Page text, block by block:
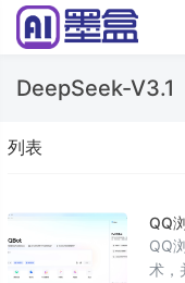
DeepSeek-V3.1
列表
QQ
QQ
术，